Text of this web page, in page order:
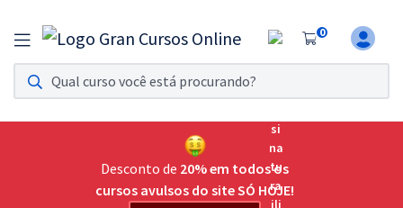
0
Assinatura Ilimitada 11
Acesso a todos os cursos. Teste grátis por 7 dias!
Assinatura OAB Até Passar
Acesso ilimitado a toda preparação para o Exame da
Desconto de 20% em todos os
cursos avulsos do site SÓ HOJE!